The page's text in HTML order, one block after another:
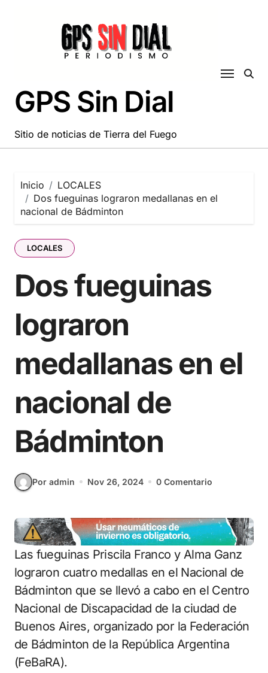
GPS Sin Dial
Sitio de noticias de Tierra del Fuego
Inicio
LOCALES
Dos fueguinas lograron medallanas en el
nacional de Bádminton
LOCALES
Dos fueguinas
lograron
medallanas en el
nacional de
Bádminton
Por admin Nov 26, 2024 0 Comentario
Las fueguinas Priscila Franco y Alma Ganz
lograron cuatro medallas en el Nacional de
Bádminton que se llevó a cabo en el Centro
Nacional de Discapacidad de la ciudad de
Buenos Aires, organizado por la Federación
de Bádminton de la República Argentina
(FeBaRA).